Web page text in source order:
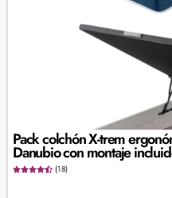
Pack colchón X-trem
Danubio con montaje
(18)